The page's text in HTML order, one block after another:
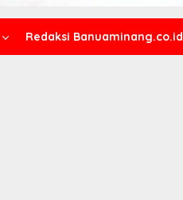
Redaksi Banuaminang.co.id